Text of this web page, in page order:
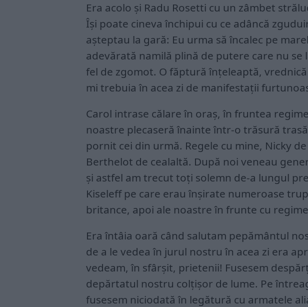
Era acolo și Radu Rosetti cu un zâmbet
Își poate cineva închipui cu ce adâncă
așteptau la gară: Eu urma să încalec pe
adevărată namilă plină de putere care nu se
fel de zgomot. O făptură înțeleaptă,
mi trebuia în acea zi de manifestații
Carol intrase călare în oraș, în fruntea
noastre plecaseră înainte într-o trăsură
pornit cei din urmă. Regele cu mine, Nicky
Berthelot de cealaltă. După noi veneau
și astfel am trecut toți solemn de-a lungul
Kiseleff pe care erau înșirate numeroase
britance, apoi ale noastre în frunte cu
Era întâia oară când salutam pepământul
de a le vedea în jurul nostru în acea zi era
vedeam, în sfârșit, prietenii! Fusesem
depărtatul nostru colțișor de lume. Pe
fusesem niciodată în legătură cu armatele